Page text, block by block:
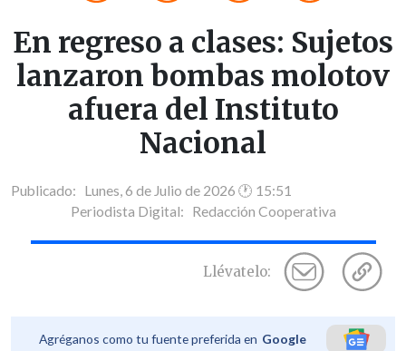
En regreso a clases: Sujetos
lanzaron bombas molotov
afuera del Instituto
Nacional
Publicado: Lunes, 6 de Julio de 2026 🕐 15:51
Periodista Digital: Redacción Cooperativa
Llévatelo:
Agréganos como tu fuente preferida en Google